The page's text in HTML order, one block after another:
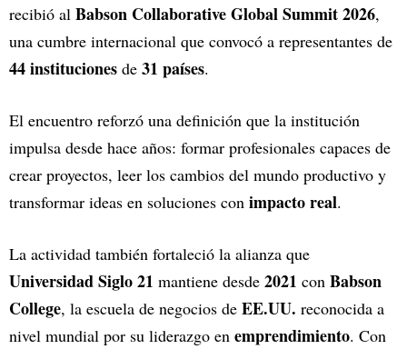
recibió al Babson Collaborative Global Summit 2026,
una cumbre internacional que convocó a representantes de
44 instituciones de 31 países.
El encuentro reforzó una definición que la institución
impulsa desde hace años: formar profesionales capaces de
crear proyectos, leer los cambios del mundo productivo y
transformar ideas en soluciones con impacto real.
La actividad también fortaleció la alianza que
Universidad Siglo 21 mantiene desde 2021 con Babson
College, la escuela de negocios de EE.UU. reconocida a
nivel mundial por su liderazgo en emprendimiento. Con